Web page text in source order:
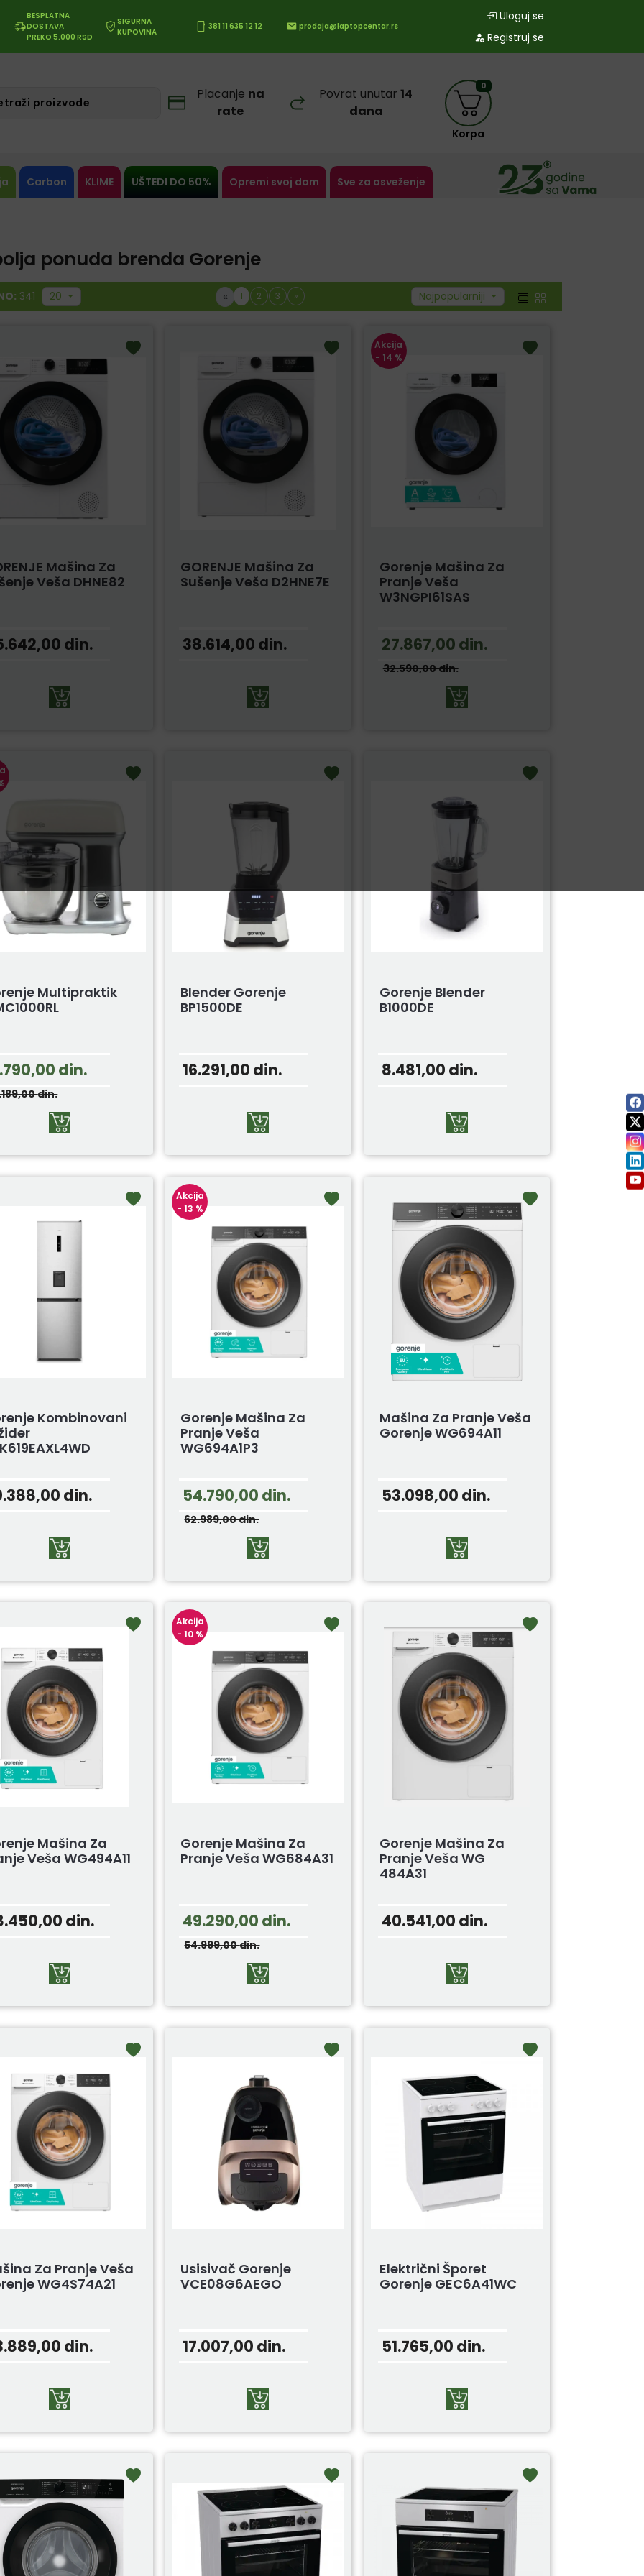
BESPLATNA
DOSTAVA
PREKO 5.000 RSD
SIGURNA
KUPOVINA
381 11 635 12 12 prodaja@laptopcentar.rs
Uloguj se
Registruj se
Placanje na
rate
Povrat unutar14
dana
0
Korpa
Carbon KLIME UŠTEDI DO 50% Opremi svoj dom Sve za osveženje
ponuda brenda Gorenje
341 20 « 1 2 3 » Najpopularniji
Mašina Za
Veša DHNE82
din.
GORENJE Mašina Za
Sušenje Veša D2HNE7E
38.614,00 din.
Akcija
- 14 %
Gorenje Mašina Za
Pranje Veša
W3NGPI61SAS
27.867,00 din.
32.590,00din.
Multipraktik
din.
din.
Blender Gorenje
BP1500DE
16.291,00 din.
Gorenje Blender
B1000DE
8.481,00 din.
Kombinovani
din.
Akcija
- 13 %
Gorenje Mašina Za
Pranje Veša
WG694A1P3
54.790,00 din.
62.989,00din.
Mašina Za Pranje Veša
Gorenje WG694A11
53.098,00 din.
Mašina Za
Veša WG494A11
din.
Akcija
- 10 %
Gorenje Mašina Za
Pranje Veša WG684A31
49.290,00 din.
54.999,00din.
Gorenje Mašina Za
Pranje Veša WG
484A31
40.541,00 din.
Za Pranje Veša
WG4S74A21
din.
Usisivač Gorenje
VCE08G6AEGO
17.007,00 din.
Električni Šporet
Gorenje GEC6A41WC
51.765,00 din.